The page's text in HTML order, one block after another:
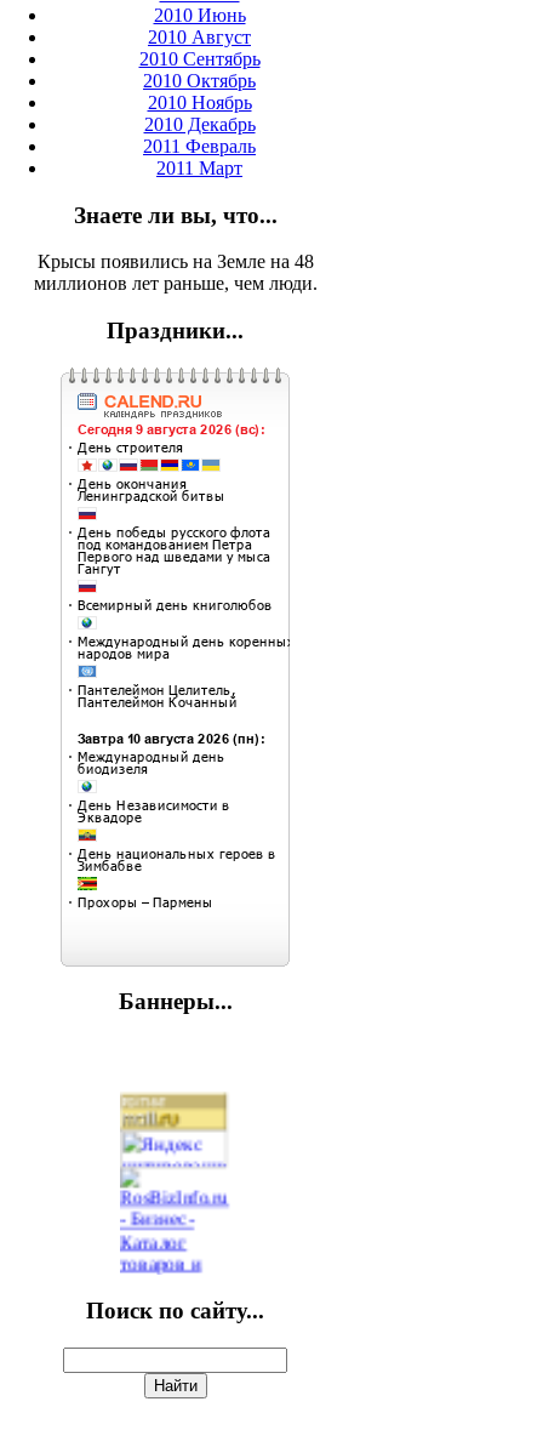
2010 Июнь
2010 Август
2010 Сентябрь
2010 Октябрь
2010 Ноябрь
2010 Декабрь
2011 Февраль
2011 Март
Знаете ли вы, что...
Крысы появились на Земле на 48
миллионов лет раньше, чем люди.
Праздники...
Баннеры...
Поиск по сайту...